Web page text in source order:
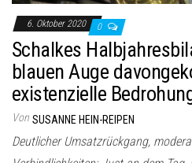
6. Oktober 2020 0
Schalkes
blauen Auge
existenzielle
Von SUSANNE HEIN-REIPEN
Deutlicher Umsatzrückgang,